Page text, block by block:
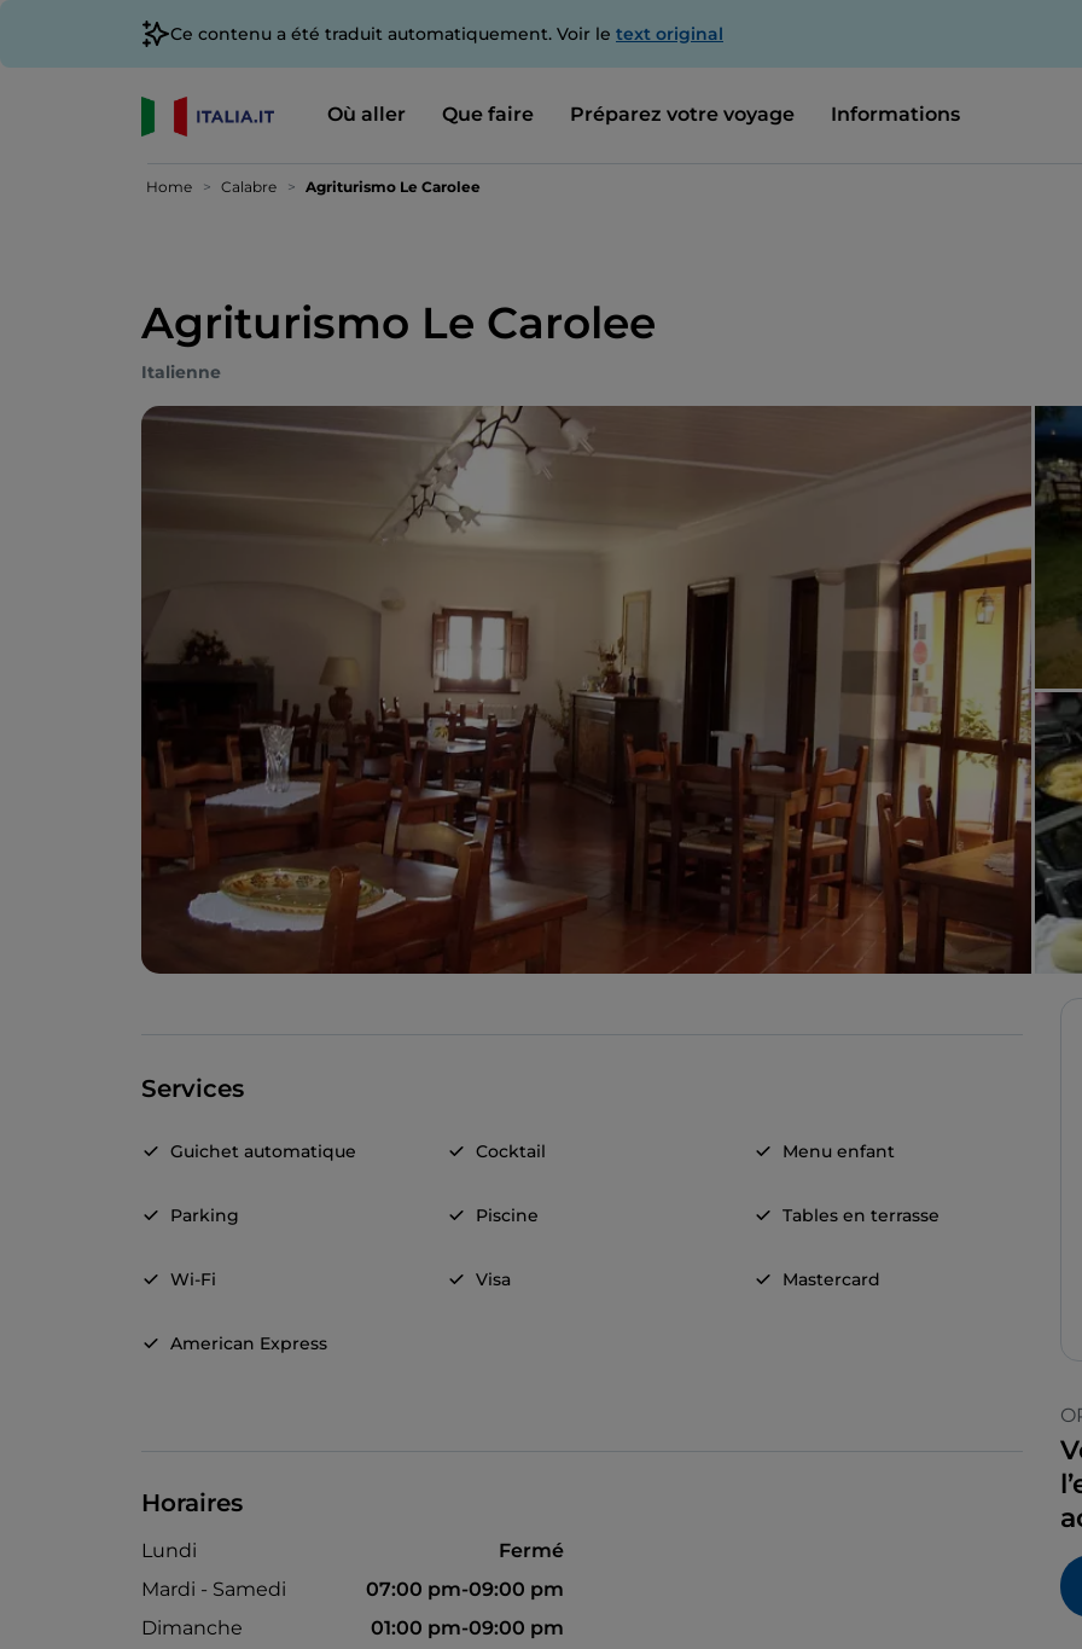
Ce contenu a été traduit automatiquement. Voir le text original
Où aller Que faire Préparez votre voyage Informations
Home Calabre Agriturismo Le Carolee
Agriturismo Le Carolee
Italienne
Services
Guichet automatique Cocktail Menu enfant
Parking Piscine Tables en terrasse
Wi-Fi Visa Mastercard
American Express
Horaires
Lundi
Fermé
Mardi - Samedi
07:00 pm-09:00 pm
Dimanche
01:00 pm-09:00 pm